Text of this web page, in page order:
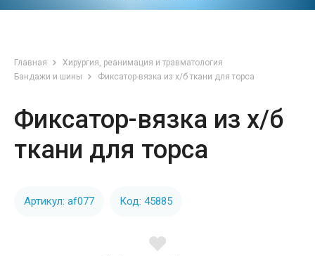
Главная
Хирургия, реанимация и травматология
Бандажи и шины
Фиксатор-вязка из х/б ткани для торса
Фиксатор-вязка из х/б
ткани для торса
Артикул: af077 Код: 45885